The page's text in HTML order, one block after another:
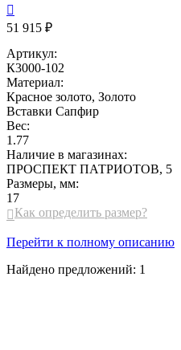

51 915 ₽
Артикул:
К3000-102
Материал:
Красное золото, Золото
Вставки Сапфир
Вес:
1.77
Наличие в магазинах:
ПРОСПЕКТ ПАТРИОТОВ, 5
Размеры, мм:
17
 Как определить размер?
Перейти к полному описанию
Найдено предложений: 1